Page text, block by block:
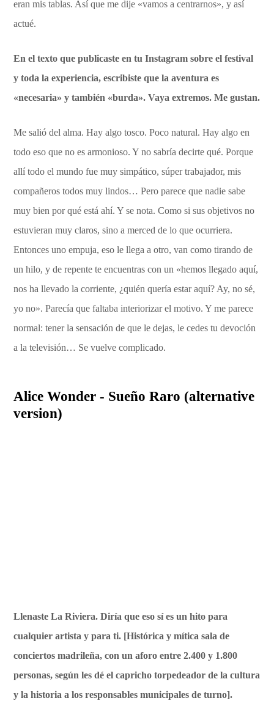
eran mis tablas. Así que me dije «vamos a centrarnos», y así
actué.
En el texto que publicaste en tu Instagram sobre el festival
y toda la experiencia, escribiste que la aventura es
«necesaria» y también «burda». Vaya extremos. Me gustan.
Me salió del alma. Hay algo tosco. Poco natural. Hay algo en
todo eso que no es armonioso. Y no sabría decirte qué. Porque
allí todo el mundo fue muy simpático, súper trabajador, mis
compañeros todos muy lindos… Pero parece que nadie sabe
muy bien por qué está ahí. Y se nota. Como si sus objetivos no
estuvieran muy claros, sino a merced de lo que ocurriera.
Entonces uno empuja, eso le llega a otro, van como tirando de
un hilo, y de repente te encuentras con un «hemos llegado aquí,
nos ha llevado la corriente, ¿quién quería estar aquí? Ay, no sé,
yo no». Parecía que faltaba interiorizar el motivo. Y me parece
normal: tener la sensación de que le dejas, le cedes tu devoción
a la televisión… Se vuelve complicado.
Alice Wonder - Sueño Raro (alternative
version)
Llenaste La Riviera. Diría que eso sí es un hito para
cualquier artista y para ti. [Histórica y mítica sala de
conciertos madrileña, con un aforo entre 2.400 y 1.800
personas, según les dé el capricho torpedeador de la cultura
y la historia a los responsables municipales de turno].